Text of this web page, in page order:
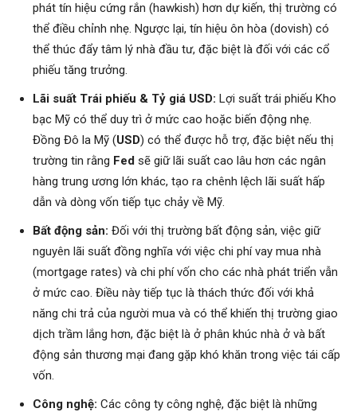
phát tín hiệu cứng rắn (hawkish) hơn dự kiến, thị trường có
thể điều chỉnh nhẹ. Ngược lại, tín hiệu ôn hòa (dovish) có
thể thúc đẩy tâm lý nhà đầu tư, đặc biệt là đối với các cổ
phiếu tăng trưởng.
Lãi suất Trái phiếu & Tỷ giá USD: Lợi suất trái phiếu Kho
bạc Mỹ có thể duy trì ở mức cao hoặc biến động nhẹ.
Đồng Đô la Mỹ (USD) có thể được hỗ trợ, đặc biệt nếu thị
trường tin rằng Fed sẽ giữ lãi suất cao lâu hơn các ngân
hàng trung ương lớn khác, tạo ra chênh lệch lãi suất hấp
dẫn và dòng vốn tiếp tục chảy về Mỹ.
Bất động sản: Đối với thị trường bất động sản, việc giữ
nguyên lãi suất đồng nghĩa với việc chi phí vay mua nhà
(mortgage rates) và chi phí vốn cho các nhà phát triển vẫn
ở mức cao. Điều này tiếp tục là thách thức đối với khả
năng chi trả của người mua và có thể khiến thị trường giao
dịch trầm lắng hơn, đặc biệt là ở phân khúc nhà ở và bất
động sản thương mại đang gặp khó khăn trong việc tái cấp
vốn.
Công nghệ: Các công ty công nghệ, đặc biệt là những